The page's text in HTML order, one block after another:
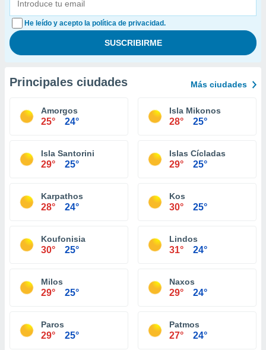
He leído y acepto la política de privacidad.
Principales ciudades Más ciudades
Amorgos
25° 24°
Isla Mikonos
28° 25°
Isla Santorini
29° 25°
Islas Cícladas
29° 25°
Karpathos
28° 24°
Kos
30° 25°
Koufonisia
30° 25°
Lindos
31° 24°
Milos
29° 25°
Naxos
29° 24°
Paros
29° 25°
Patmos
27° 24°